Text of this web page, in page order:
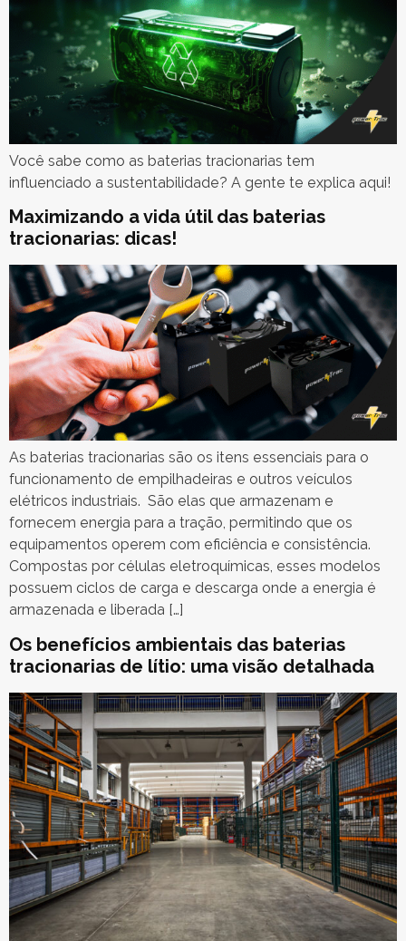
Você sabe como as baterias tracionarias tem
influenciado a sustentabilidade? A gente te explica aqui!
Maximizando a vida útil das baterias
tracionarias: dicas!
As baterias tracionarias são os itens essenciais para o
funcionamento de empilhadeiras e outros veículos
elétricos industriais. São elas que armazenam e
fornecem energia para a tração, permitindo que os
equipamentos operem com eficiência e consistência.
Compostas por células eletroquímicas, esses modelos
possuem ciclos de carga e descarga onde a energia é
armazenada e liberada […]
Os benefícios ambientais das baterias
tracionarias de lítio: uma visão detalhada